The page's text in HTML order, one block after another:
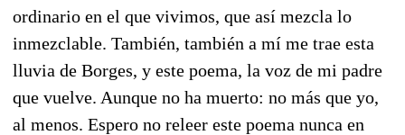
ordinario en el que vivimos, que así mezcla lo
inmezclable. También, también a mí me trae esta
lluvia de Borges, y este poema, la voz de mi padre
que vuelve. Aunque no ha muerto: no más que yo,
al menos. Espero no releer este poema nunca en